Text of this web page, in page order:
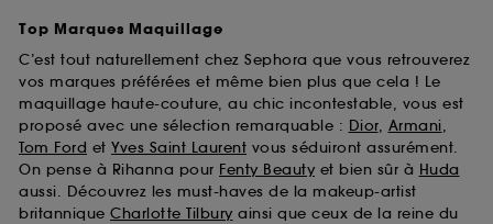
Top Marques Maquillage
C’est tout naturellement chez Sephora que vous retrouverez
vos marques préférées et même bien plus que cela ! Le
maquillage haute-couture, au chic incontestable, vous est
proposé avec une sélection remarquable : Dior, Armani,
Tom Ford et Yves Saint Laurent vous séduiront assurément.
On pense à Rihanna pour Fenty Beauty et bien sûr à Huda
aussi. Découvrez les must-haves de la makeup-artist
britannique Charlotte Tilbury ainsi que ceux de la reine du